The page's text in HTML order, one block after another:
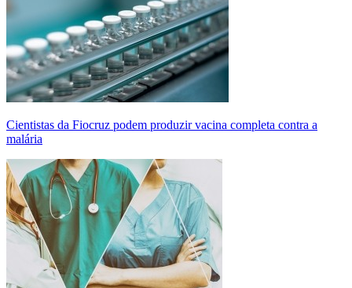
Cientistas da Fiocruz podem produzir vacina completa contra a
malária